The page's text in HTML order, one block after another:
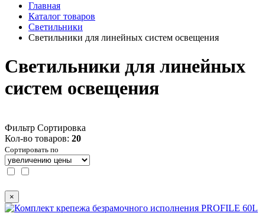
Главная
Каталог товаров
Светильники
Светильники для линейных систем освещения
Светильники для линейных
систем освещения
Фильтр Сортировка
Кол-во товаров: 20
Сортировать по
×